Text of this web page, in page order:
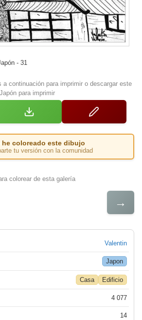
- 31
a continuación para imprimir o descargar este
para imprimir
he coloreado este dibujo
tu versión con la comunidad
colorear de esta galería
→
Valentin
Japon
Casa Edificio
4 077
14